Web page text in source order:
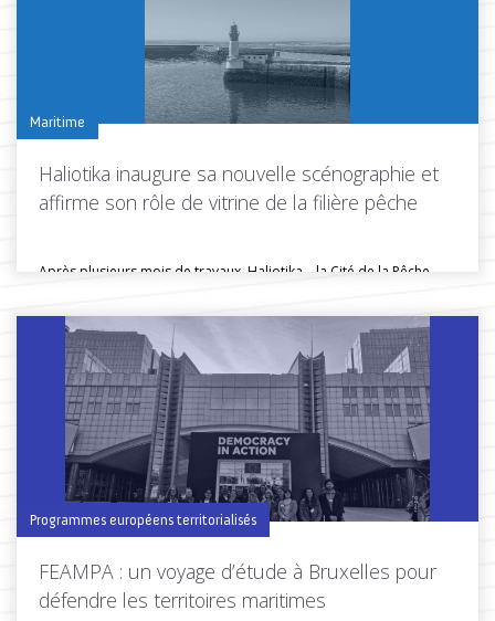
Maritime
Haliotika inaugure sa nouvelle scénographie et
affirme son rôle de vitrine de la filière pêche
Après plusieurs mois de travaux, Haliotika – la Cité de la Pêche...
Toutes les actus de cette rubrique LIRE LA SUITE
Programmes européens territorialisés
FEAMPA : un voyage d’étude à Bruxelles pour
défendre les territoires maritimes